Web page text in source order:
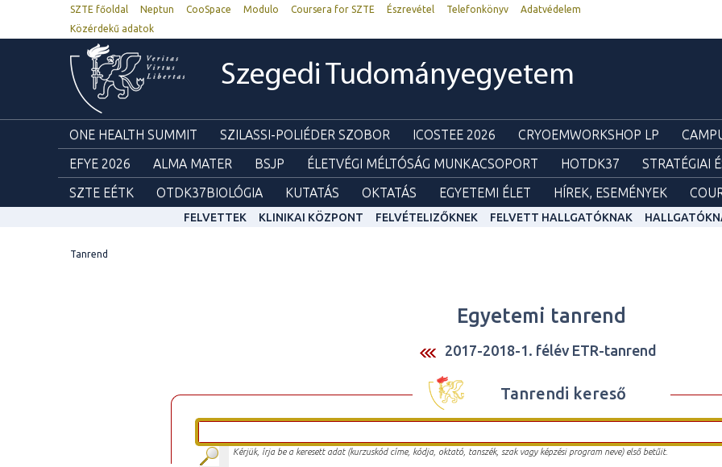
SZTE főoldal Neptun CooSpace Modulo Coursera for SZTE Észrevétel Telefonkönyv
Adatvédelem
Közérdekű adatok
Szegedi Tudományegyetem
ONE HEALTH SUMMIT SZILASSI-POLIÉDER SZOBOR ICOSTEE 2026 CRYOEMWORKSHOP LP
EFYE 2026
ALMA MATER BSJP ÉLETVÉGI MÉLTÓSÁG MUNKACSOPORT HOTDK37 STRATÉGIAI
SZTE EÉTK
OTDK37BIOLÓGIA KUTATÁS OKTATÁS EGYETEMI ÉLET HÍREK, ESEMÉNYEK
FELVETTEK KLINIKAI KÖZPONT FELVÉTELIZŐKNEK FELVETT HALLGATÓKNAK
Tanrend
Egyetemi tanrend
2017-2018-1. félév ETR-tanrend
Tanrendi kereső
Kérjük, írja be a keresett adat (kurzuskód címe, kódja, oktató, tanszék, szak vagy képzési program neve) első betűit.